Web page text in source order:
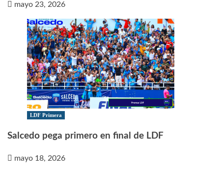
mayo 23, 2026
LDF Primera
Salcedo pega primero en final de LDF
mayo 18, 2026